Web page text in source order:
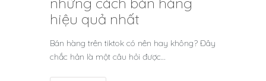
hiệu quả nhất
Bán hàng trên tiktok có nên hay không? Đây
chắc hản là một câu hỏi được…